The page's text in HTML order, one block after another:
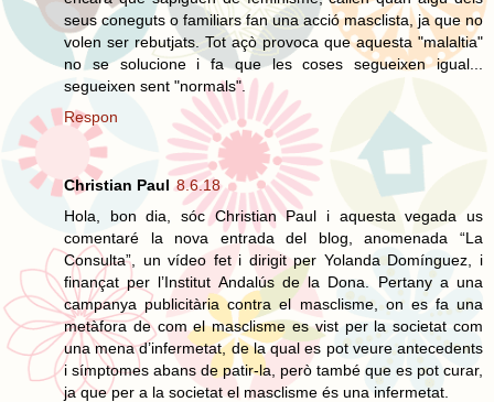
seus coneguts o familiars fan una acció masclista, ja que no
volen ser rebutjats. Tot açò provoca que aquesta "malaltia"
no se solucione i fa que les coses segueixen igual...
segueixen sent "normals".
Respon
Christian Paul 8.6.18
Hola, bon dia, sóc Christian Paul i aquesta vegada us
comentaré la nova entrada del blog, anomenada “La
Consulta”, un vídeo fet i dirigit per Yolanda Domínguez, i
finançat per l’Institut Andalús de la Dona. Pertany a una
campanya publicitària contra el masclisme, on es fa una
metàfora de com el masclisme es vist per la societat com
una mena d’infermetat, de la qual es pot veure antecedents
i símptomes abans de patir-la, però també que es pot curar,
ja que per a la societat el masclisme és una infermetat.